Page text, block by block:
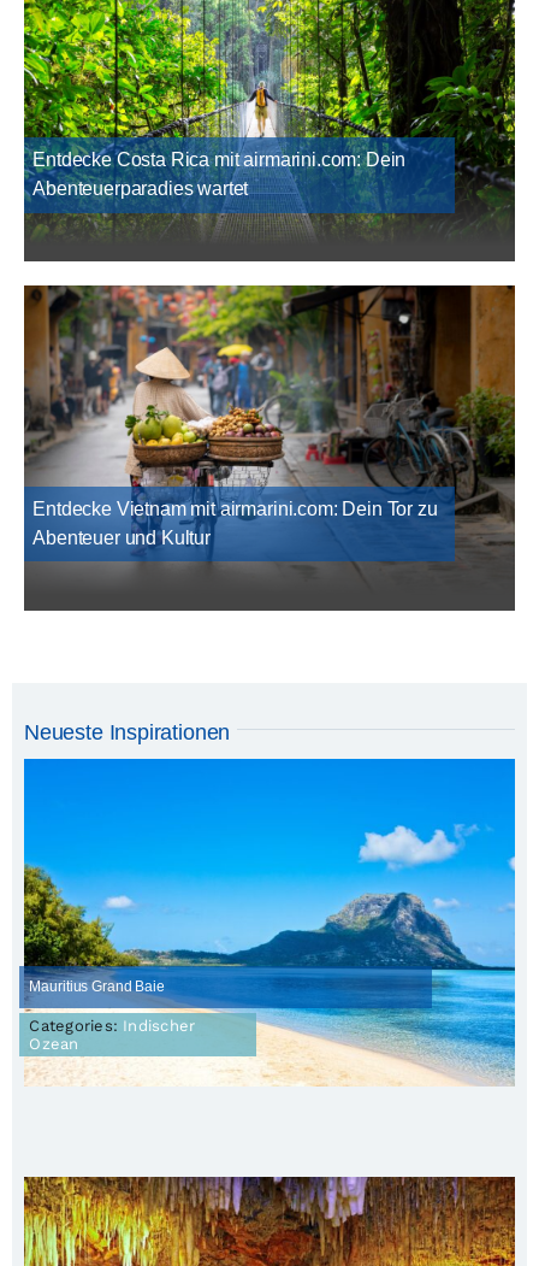
Entdecke Costa Rica mit airmarini.com: Dein
Abenteuerparadies wartet
Entdecke Vietnam mit airmarini.com: Dein Tor zu
Abenteuer und Kultur
Neueste Inspirationen
Mauritius Grand Baie
Categories: Indischer
Ozean